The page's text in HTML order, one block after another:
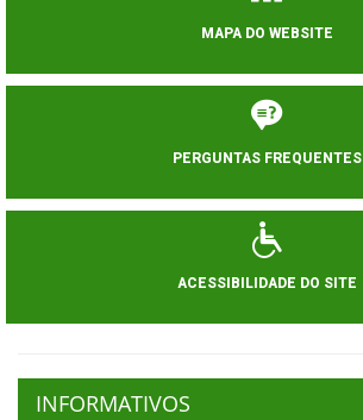
MAPA DO WEBSITE
PERGUNTAS FREQUENTES
ACESSIBILIDADE DO SITE
INFORMATIVOS